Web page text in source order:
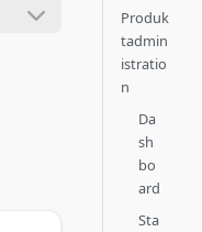
Produk
tadmin
istratio
n
Da
sh
bo
ard
Sta